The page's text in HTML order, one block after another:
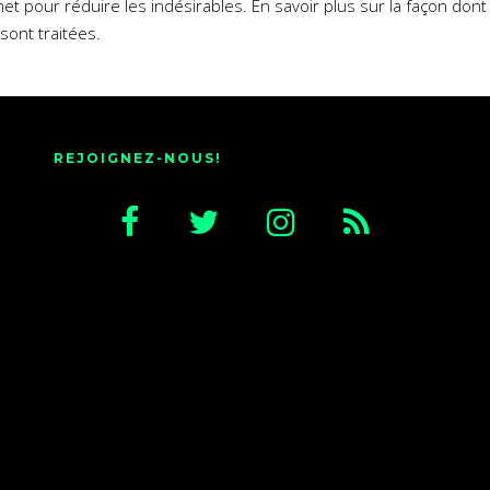
pour réduire les indésirables. En savoir plus sur la façon
traitées
REJOIGNEZ-NOUS!